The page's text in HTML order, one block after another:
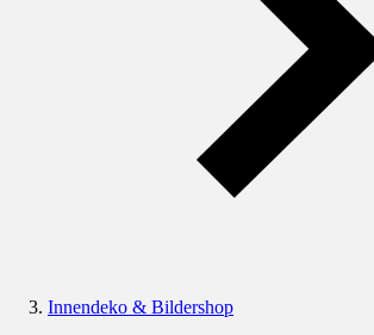
Innendeko & Bildershop